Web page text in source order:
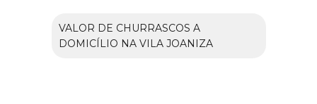
VALOR DE CHURRASCOS A
DOMICÍLIO NA VILA JOANIZA